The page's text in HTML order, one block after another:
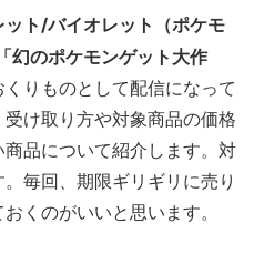
ト/バイオレット（ポケモ
幻のポケモンゲット大作
りものとして配信になって
け取り方や対象商品の価格
品について紹介します。対
毎回、期限ギリギリに売り
くのがいいと思います。